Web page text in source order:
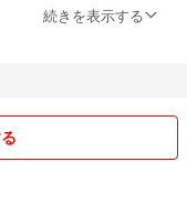
続きを表示する